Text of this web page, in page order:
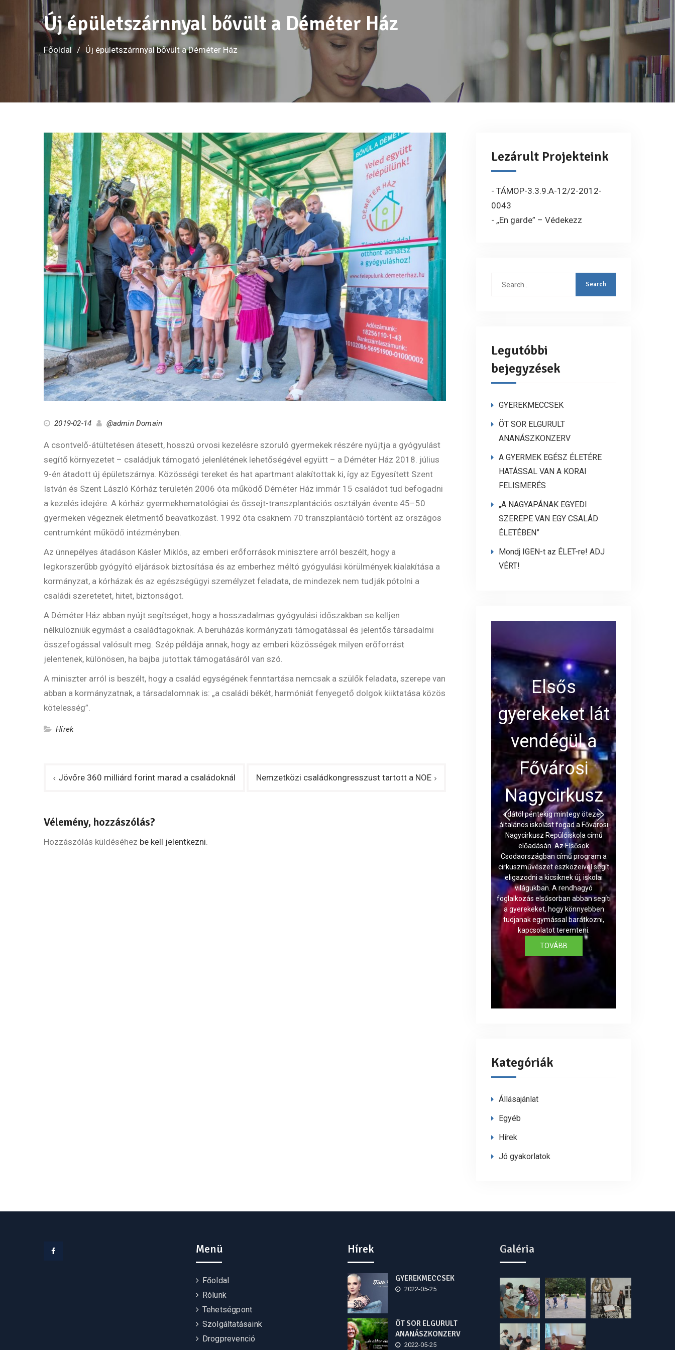
Új épületszárnnyal bővült a Déméter Ház
Főoldal Új épületszárnnyal bővült a Déméter Ház
2019-02-14 @admin Domain
A csontvelő-átültetésen átesett, hosszú orvosi kezelésre szoruló gyermekek részére nyújtja a gyógyulást
segítő környezetet – családjuk támogató jelenlétének lehetőségével együtt – a Déméter Ház 2018. július
9-én átadott új épületszárnya. Közösségi tereket és hat apartmant alakítottak ki, így az Egyesített Szent
István és Szent László Kórház területén 2006 óta működő Déméter Ház immár 15 családot tud befogadni
a kezelés idejére. A kórház gyermekhematológiai és őssejt-transzplantációs osztályán évente 45–50
gyermeken végeznek életmentő beavatkozást. 1992 óta csaknem 70 transzplantáció történt az országos
centrumként működő intézményben.
Az ünnepélyes átadáson Kásler Miklós, az emberi erőforrások minisztere arról beszélt, hogy a
legkorszerűbb gyógyító eljárások biztosítása és az emberhez méltó gyógyulási körülmények kialakítása a
kormányzat, a kórházak és az egészségügyi személyzet feladata, de mindezek nem tudják pótolni a
családi szeretetet, hitet, biztonságot.
A Déméter Ház abban nyújt segítséget, hogy a hosszadalmas gyógyulási időszakban se kelljen
nélkülözniük egymást a családtagoknak. A beruházás kormányzati támogatással és jelentős társadalmi
összefogással valósult meg. Szép példája annak, hogy az emberi közösségek milyen erőforrást
jelentenek, különösen, ha bajba jutottak támogatásáról van szó.
A miniszter arról is beszélt, hogy a család egységének fenntartása nemcsak a szülők feladata, szerepe van
abban a kormányzatnak, a társadalomnak is: „a családi békét, harmóniát fenyegető dolgok kiiktatása közös
kötelesség”.
Hírek
Bejegyzés
Jövőre 360 milliárd forint marad a családoknál Nemzetközi családkongresszust tartott a NOE
Vélemény, hozzászólás?
Hozzászólás küldéséhez be kell jelentkezni.
Lezárult Projekteink
- TÁMOP-3.3.9.A-12/2-2012-
0043
- „En garde” – Védekezz
Search
Legutóbbi
bejegyzések
GYEREKMECCSEK
ÖT SOR ELGURULT
ANANÁSZKONZERV
A GYERMEK EGÉSZ ÉLETÉRE
HATÁSSAL VAN A KORAI
FELISMERÉS
„A NAGYAPÁNAK EGYEDI
SZEREPE VAN EGY CSALÁD
ÉLETÉBEN”
Mondj IGEN-t az ÉLET-re! ADJ
VÉRT!
Elsős
gyerekeket lát
vendégül a
Fővárosi
Nagycirkusz
rdától péntekig mintegy ötezer
általános iskolást fogad a Fővárosi
Nagycirkusz Repülőiskola című
előadásán. Az Elsősök
Csodaországban című program a
cirkuszművészet eszközeivel segít
eligazodni a kicsiknek új, iskolai
világukban. A rendhagyó
foglalkozás elsősorban abban segíti
a gyerekeket, hogy könnyebben
tudjanak egymással barátkozni,
kapcsolatot teremteni.
TOVÁBB
Kategóriák
Állásajánlat
Egyéb
Hírek
Jó gyakorlatok
Menü
Főoldal
Rólunk
Tehetségpont
Szolgáltatásaink
Drogprevenció
Hírek
GYEREKMECCSEK
2022-05-25
ÖT SOR ELGURULT
ANANÁSZKONZERV
2022-05-25
Galéria